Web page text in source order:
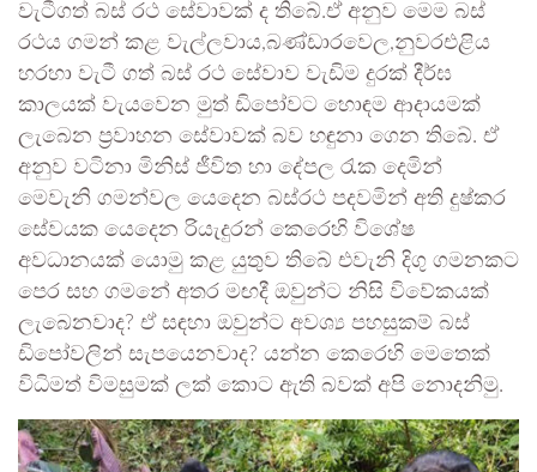
වැටීගත් බස් රථ සේවාවක් ද තිබේ.ඒ අනුව මෙම බස්
රථය ගමන් කළ වැල්ලවාය,බණ්ඩාරවෙල,නුවරඑළිය
හරහා වැටී ගත් බස් රථ සේවාව වැඩිම දුරක් දීර්ඝ
කාලයක් වැයවෙන මුත් ඩිපෝවට හොඳම ආදායමක්
ලැබෙන ප්‍රවාහන සේවාවක් බව හඳුනා ගෙන තිබේ. ඒ
අනුව වටිනා මිනිස් ජීවිත හා දේපල රැක දෙමින්
මෙවැනි ගමන්වල යෙදෙන බස්රථ පදවමින් අති දුෂ්කර
සේවයක යෙදෙන රියැදුරන් කෙරෙහි විශේෂ
අවධානයක් යොමු කළ යුතුව තිබේ එවැනි දිගු ගමනකට
පෙර සහ ගමනේ අතර මඟදී ඔවුන්ට නිසි විවේකයක්
ලැබෙනවාද? ඒ සඳහා ඔවුන්ට අවශ්‍ය පහසුකම් බස්
ඩිපෝවලින් සැපයෙනවාද? යන්න කෙරෙහි මෙතෙක්
විධිමත් විමසුමක් ලක් කොට ඇති බවක් අපි නොදනිමු.